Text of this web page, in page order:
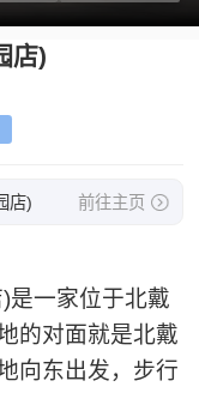
店)
店) 前往主页
是一家位于北戴
的对面就是北戴
向东出发，步行